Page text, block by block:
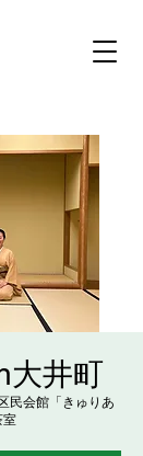
大井町
民会館「きゅりあ